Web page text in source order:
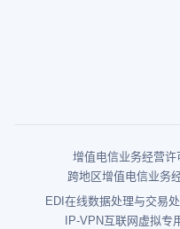
增值电信业务经营
跨地区增值电信业务
EDI在线数据处理与交易
IP-VPN互联网虚拟专